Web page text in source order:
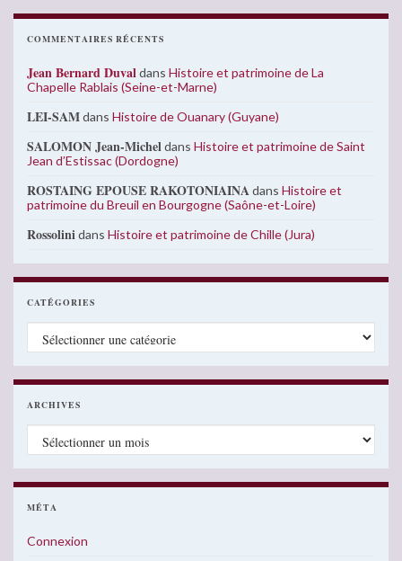
COMMENTAIRES RÉCENTS
Jean Bernard Duvaldans Histoire et patrimoine de La
Chapelle Rablais (Seine-et-Marne)
LEI-SAMdans Histoire de Ouanary (Guyane)
SALOMON Jean-Micheldans Histoire et patrimoine de Saint
Jean d’Estissac (Dordogne)
ROSTAING EPOUSE RAKOTONIAINAdans Histoire et
patrimoine du Breuil en Bourgogne (Saône-et-Loire)
Rossolinidans Histoire et patrimoine de Chille (Jura)
CATÉGORIES
Catégories
ARCHIVES
Archives
MÉTA
Connexion